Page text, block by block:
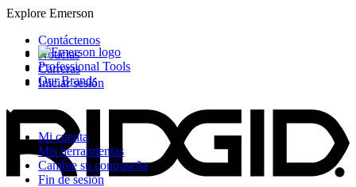
Explore Emerson
Professional Tools
Our Brands
Contáctenos
Noticias
Carreras
Iniciar sesión
Mi cuenta
Mis herramientas
Cambie su contraseña
Fin de sesión